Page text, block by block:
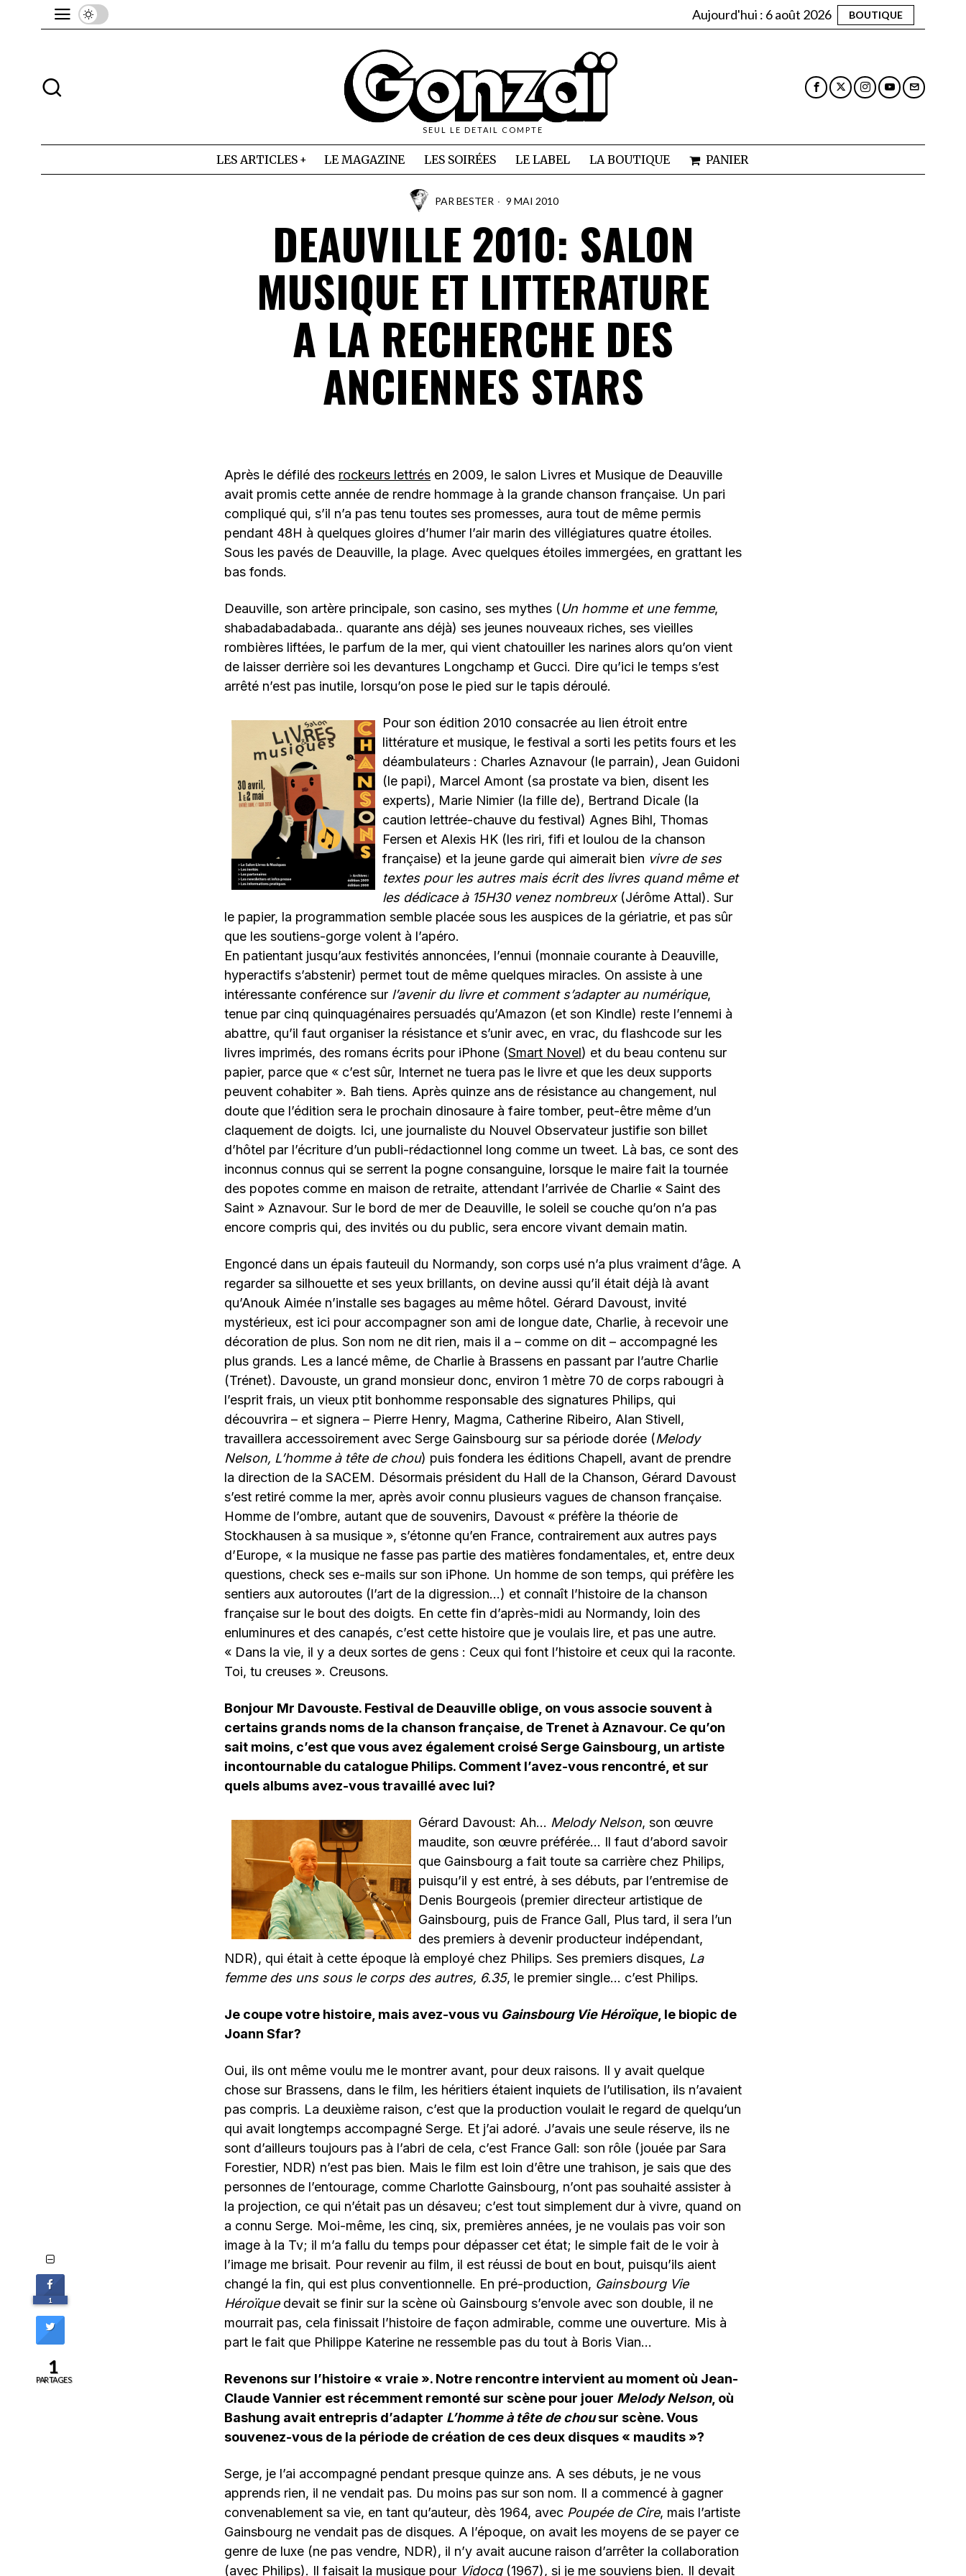
Aujourd'hui : 6 août 2026 BOUTIQUE
SEUL LE DETAIL COMPTE
LES ARTICLES LE MAGAZINE LES SOIRÉES LE LABEL LA BOUTIQUE PANIER
PAR BESTER 9 MAI 2010
DEAUVILLE 2010: SALON
MUSIQUE ET LITTERATURE
A LA RECHERCHE DES
ANCIENNES STARS
Après le défilé des rockeurs lettrés en 2009, le salon Livres et Musique de Deauville
avait promis cette année de rendre hommage à la grande chanson française. Un pari
compliqué qui, s’il n’a pas tenu toutes ses promesses, aura tout de même permis
pendant 48H à quelques gloires d’humer l’air marin des villégiatures quatre étoiles.
Sous les pavés de Deauville, la plage. Avec quelques étoiles immergées, en grattant les
bas fonds.
Deauville, son artère principale, son casino, ses mythes (Un homme et une femme,
shabadabadabada.. quarante ans déjà) ses jeunes nouveaux riches, ses vieilles
rombières liftées, le parfum de la mer, qui vient chatouiller les narines alors qu’on vient
de laisser derrière soi les devantures Longchamp et Gucci. Dire qu’ici le temps s’est
arrêté n’est pas inutile, lorsqu’on pose le pied sur le tapis déroulé.
Pour son édition 2010 consacrée au lien étroit entre
littérature et musique, le festival a sorti les petits fours et les
déambulateurs : Charles Aznavour (le parrain), Jean Guidoni
(le papi), Marcel Amont (sa prostate va bien, disent les
experts), Marie Nimier (la fille de), Bertrand Dicale (la
caution lettrée-chauve du festival) Agnes Bihl, Thomas
Fersen et Alexis HK (les riri, fifi et loulou de la chanson
française) et la jeune garde qui aimerait bien vivre de ses
textes pour les autres mais écrit des livres quand même et
les dédicace à 15H30 venez nombreux(Jérôme Attal). Sur
le papier, la programmation semble placée sous les auspices de la gériatrie, et pas sûr
que les soutiens-gorge volent à l’apéro.
En patientant jusqu’aux festivités annoncées, l’ennui (monnaie courante à Deauville,
hyperactifs s’abstenir) permet tout de même quelques miracles. On assiste à une
intéressante conférence sur l’avenir du livre et comment s’adapter au numérique,
tenue par cinq quinquagénaires persuadés qu’Amazon (et son Kindle) reste l’ennemi à
abattre, qu’il faut organiser la résistance et s’unir avec, en vrac, du flashcode sur les
livres imprimés, des romans écrits pour iPhone (Smart Novel) et du beau contenu sur
papier, parce que « c’est sûr, Internet ne tuera pas le livre et que les deux supports
peuvent cohabiter ». Bah tiens. Après quinze ans de résistance au changement, nul
doute que l’édition sera le prochain dinosaure à faire tomber, peut-être même d’un
claquement de doigts. Ici, une journaliste du Nouvel Observateur justifie son billet
d’hôtel par l’écriture d’un publi-rédactionnel long comme un tweet. Là bas, ce sont des
inconnus connus qui se serrent la pogne consanguine, lorsque le maire fait la tournée
des popotes comme en maison de retraite, attendant l’arrivée de Charlie « Saint des
Saint » Aznavour. Sur le bord de mer de Deauville, le soleil se couche qu’on n’a pas
encore compris qui, des invités ou du public, sera encore vivant demain matin.
Engoncé dans un épais fauteuil du Normandy, son corps usé n’a plus vraiment d’âge. A
regarder sa silhouette et ses yeux brillants, on devine aussi qu’il était déjà là avant
qu’Anouk Aimée n’installe ses bagages au même hôtel. Gérard Davoust, invité
mystérieux, est ici pour accompagner son ami de longue date, Charlie, à recevoir une
décoration de plus. Son nom ne dit rien, mais il a – comme on dit – accompagné les
plus grands. Les a lancé même, de Charlie à Brassens en passant par l’autre Charlie
(Trénet). Davouste, un grand monsieur donc, environ 1 mètre 70 de corps rabougri à
l’esprit frais, un vieux ptit bonhomme responsable des signatures Philips, qui
découvrira – et signera – Pierre Henry, Magma, Catherine Ribeiro, Alan Stivell,
travaillera accessoirement avec Serge Gainsbourg sur sa période dorée (Melody
Nelson, L’homme à tête de chou) puis fondera les éditions Chapell, avant de prendre
la direction de la SACEM. Désormais président du Hall de la Chanson, Gérard Davoust
s’est retiré comme la mer, après avoir connu plusieurs vagues de chanson française.
Homme de l’ombre, autant que de souvenirs, Davoust « préfère la théorie de
Stockhausen à sa musique », s’étonne qu’en France, contrairement aux autres pays
d’Europe, « la musique ne fasse pas partie des matières fondamentales, et, entre deux
questions, check ses e-mails sur son iPhone. Un homme de son temps, qui préfère les
sentiers aux autoroutes (l’art de la digression…) et connaît l’histoire de la chanson
française sur le bout des doigts. En cette fin d’après-midi au Normandy, loin des
enluminures et des canapés, c’est cette histoire que je voulais lire, et pas une autre.
« Dans la vie, il y a deux sortes de gens : Ceux qui font l’histoire et ceux qui la raconte.
Toi, tu creuses ». Creusons.
Bonjour Mr Davouste. Festival de Deauville oblige, on vous associe souvent à
certains grands noms de la chanson française, de Trenet à Aznavour. Ce qu’on
sait moins, c’est que vous avez également croisé Serge Gainsbourg, un artiste
incontournable du catalogue Philips. Comment l’avez-vous rencontré, et sur
quels albums avez-vous travaillé avec lui?
Gérard Davoust: Ah… Melody Nelson, son œuvre
maudite, son œuvre préférée… Il faut d’abord savoir
que Gainsbourg a fait toute sa carrière chez Philips,
puisqu’il y est entré, à ses débuts, par l’entremise de
Denis Bourgeois (premier directeur artistique de
Gainsbourg, puis de France Gall, Plus tard, il sera l’un
des premiers à devenir producteur indépendant,
NDR), qui était à cette époque là employé chez Philips. Ses premiers disques, La
femme des uns sous le corps des autres, 6.35, le premier single… c’est Philips.
Je coupe votre histoire, mais avez-vous vu Gainsbourg Vie Héroïque, le biopic de
Joann Sfar?
Oui, ils ont même voulu me le montrer avant, pour deux raisons. Il y avait quelque
chose sur Brassens, dans le film, les héritiers étaient inquiets de l’utilisation, ils n’avaient
pas compris. La deuxième raison, c’est que la production voulait le regard de quelqu’un
qui avait longtemps accompagné Serge. Et j’ai adoré. J’avais une seule réserve, ils ne
sont d’ailleurs toujours pas à l’abri de cela, c’est France Gall: son rôle (jouée par Sara
Forestier, NDR) n’est pas bien. Mais le film est loin d’être une trahison, je sais que des
personnes de l’entourage, comme Charlotte Gainsbourg, n’ont pas souhaité assister à
la projection, ce qui n’était pas un désaveu; c’est tout simplement dur à vivre, quand on
a connu Serge. Moi-même, les cinq, six, premières années, je ne voulais pas voir son
image à la Tv; il m’a fallu du temps pour dépasser cet état; le simple fait de le voir à
l’image me brisait. Pour revenir au film, il est réussi de bout en bout, puisqu’ils aient
changé la fin, qui est plus conventionnelle. En pré-production, Gainsbourg Vie
Héroïquedevait se finir sur la scène où Gainsbourg s’envole avec son double, il ne
mourrait pas, cela finissait l’histoire de façon admirable, comme une ouverture. Mis à
part le fait que Philippe Katerine ne ressemble pas du tout à Boris Vian…
Revenons sur l’histoire « vraie ». Notre rencontre intervient au moment où Jean-
Claude Vannier est récemment remonté sur scène pour jouer Melody Nelson, où
Bashung avait entrepris d’adapter L’homme à tête de chousur scène. Vous
souvenez-vous de la période de création de ces deux disques « maudits »?
Serge, je l’ai accompagné pendant presque quinze ans. A ses débuts, je ne vous
apprends rien, il ne vendait pas. Du moins pas sur son nom. Il a commencé à gagner
convenablement sa vie, en tant qu’auteur, dès 1964, avec Poupée de Cire, mais l’artiste
Gainsbourg ne vendait pas de disques. A l’époque, on avait les moyens de se payer ce
genre de luxe (ne pas vendre, NDR), il n’y avait aucune raison d’arrêter la collaboration
(avec Philips). Il faisait la musique pour Vidocq (1967), si je me souviens bien. Il devait
1
1
PARTAGES